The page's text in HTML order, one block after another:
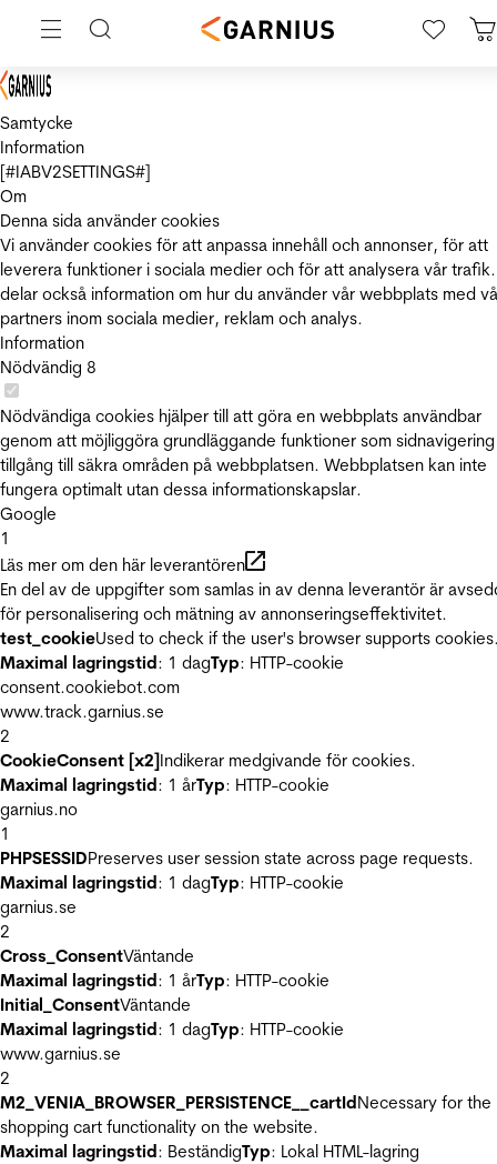
Samtycke
Information
[#IABV2SETTINGS#]
Om
Denna sida använder cookies
Vi använder cookies för att anpassa innehåll och annonser, för att
leverera funktioner i sociala medier och för att analysera vår
delar också information om hur du använder vår webbplats med
partners inom sociala medier, reklam och analys.
Information
Nödvändig 8
Nödvändiga cookies hjälper till att göra en webbplats användbar
genom att möjliggöra grundläggande funktioner som
tillgång till säkra områden på webbplatsen. Webbplatsen kan inte
fungera optimalt utan dessa informationskapslar.
Google
1
Läs mer om den här leverantören
En del av de uppgifter som samlas in av denna leverantör är
för personalisering och mätning av annonseringseffektivitet.
test_cookieUsed to check if the user's browser supports
Maximal lagringstid: 1 dagTyp: HTTP-cookie
consent.cookiebot.com
www.track.garnius.se
2
CookieConsent [x2]Indikerar medgivande för cookies.
Maximal lagringstid: 1 årTyp: HTTP-cookie
garnius.no
1
PHPSESSIDPreserves user session state across page requests.
Maximal lagringstid: 1 dagTyp: HTTP-cookie
garnius.se
2
Cross_ConsentVäntande
Maximal lagringstid: 1 årTyp: HTTP-cookie
Initial_ConsentVäntande
Maximal lagringstid: 1 dagTyp: HTTP-cookie
www.garnius.se
2
M2_VENIA_BROWSER_PERSISTENCE__cartIdNecessary for the
shopping cart functionality on the website.
Maximal lagringstid: BeständigTyp: Lokal HTML-lagring